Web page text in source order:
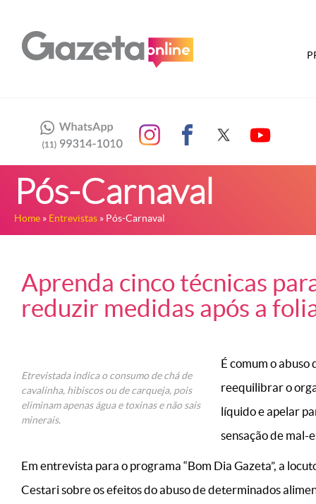
Pós-Carnaval
Home » Entrevistas » Pós-Carnaval
Aprenda cinco técnicas
reduzir medidas após a
Etrevistada indica o consumo de chá de
cavalinha, hibiscos ou de carqueja, pois
eliminam apenas água e toxinas e não sais
minerais.
É comum o
reequilibrar o
líquido e apelar
sensação de mal-
Em entrevista para o programa “Bom Dia Gazeta”, a
Cestari sobre os efeitos do abuso de determinados